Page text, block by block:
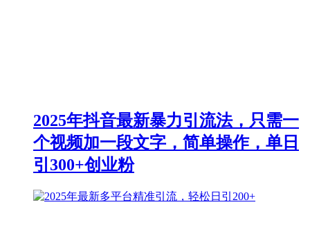
2025年抖音最新暴力引流法，只需一
个视频加一段文字，简单操作，单日
引300+创业粉